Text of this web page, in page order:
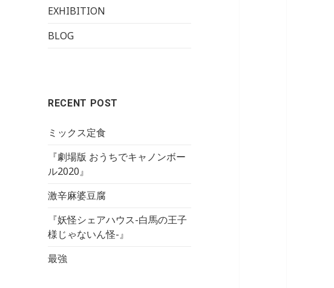
EXHIBITION
BLOG
RECENT POST
ミックス定食
『劇場版 おうちでキャノンボー
ル2020』
激辛麻婆豆腐
『妖怪シェアハウス-白馬の王子
様じゃないん怪-』
最強